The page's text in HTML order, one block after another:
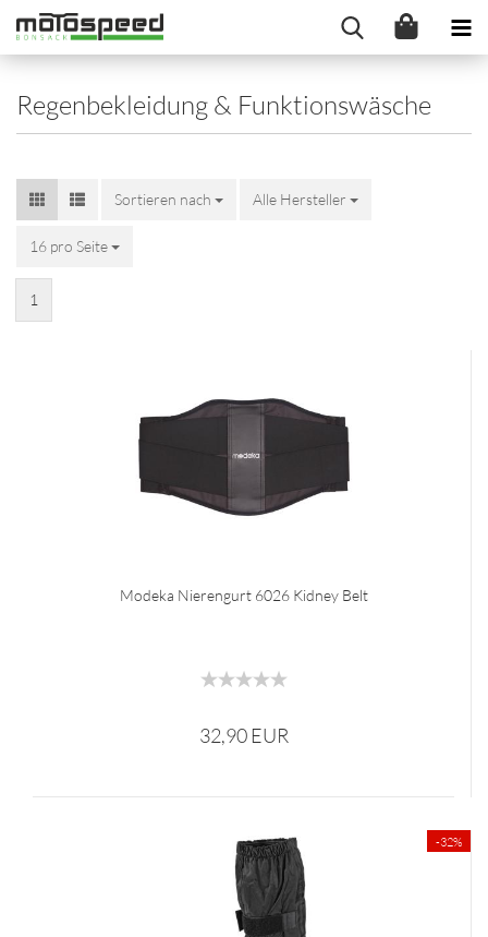
Regenbekleidung & Funktionswäsche
Sortieren nach Alle Hersteller
16 pro Seite
1
Modeka Nierengurt 6026 Kidney Belt
32,90 EUR
-32%